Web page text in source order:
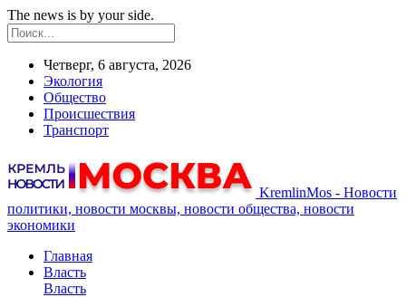
The news is by your side.
Четверг, 6 августа, 2026
Экология
Общество
Происшествия
Транспорт
KremlinMos - Новости
политики, новости москвы, новости общества, новости
экономики
Главная
Власть
Власть